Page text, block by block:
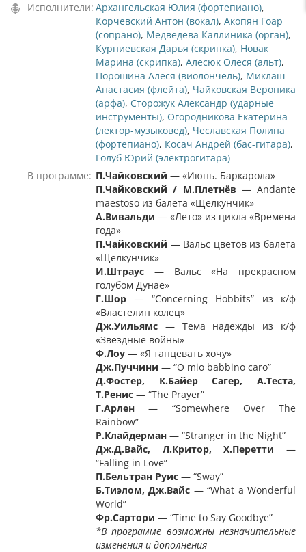
Исполнители: Архангельская Юлия (фортепиано),
Корчевский Антон (вокал), Акопян Гоар
(сопрано), Медведева Каллиника (орган),
Курниевская Дарья (скрипка), Новак
Марина (скрипка), Алесюк Олеся (альт),
Порошина Алеся (виолончель), Миклаш
Анастасия (флейта), Чайковская Вероника
(арфа), Сторожук Александр (ударные
инструменты), Огородникова Екатерина
(лектор-музыковед), Чеславская Полина
(фортепиано), Косач Андрей (бас-гитара),
Голуб Юрий (электрогитара)
В программе: П.Чайковский — «Июнь. Баркарола»
П.Чайковский/ М.Плетнёв — Andante
maestoso из балета «Щелкунчик»
А.Вивальди — «Лето» из цикла «Времена
года»
П.Чайковский — Вальс цветов из балета
«Щелкунчик»
И.Штраус — Вальс «На прекрасном
голубом Дунае»
Г.Шор — “Concerning Hobbits” из к/ф
«Властелин колец»
Дж.Уильямс — Тема надежды из к/ф
«Звездные войны»
Ф.Лоу — «Я танцевать хочу»
Дж.Пуччини — “O mio babbino caro”
Д.Фостер, К.Байер Сагер, А.Теста,
Т.Ренис — “The Prayer”
Г.Арлен — “Somewhere Over The
Rainbow”
Р.Клайдерман — “Stranger in the Night”
Дж.Д.Вайс, Л.Критор,Х.Перетти —
“Falling in Love”
П.Бельтран Руис — “Sway”
Б.Тиэлом, Дж.Вайс — “What a Wonderful
World”
Фр.Сартори — “Time to Say Goodbye”
*В программе возможны незначительные
изменения и дополнения